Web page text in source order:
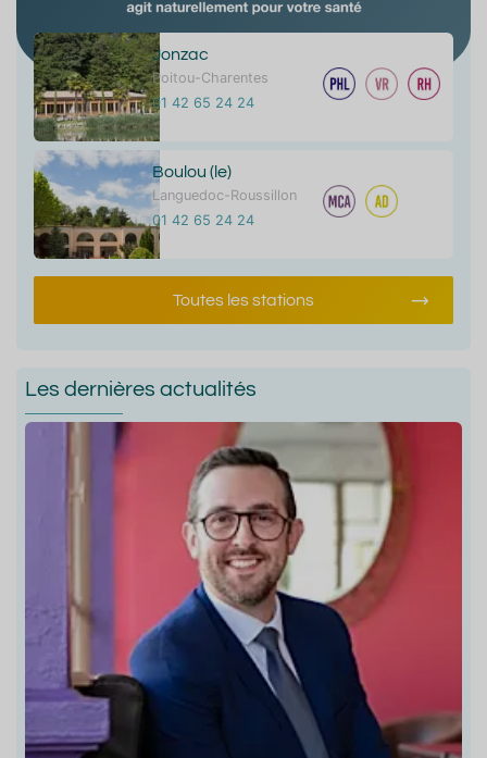
Jonzac
Poitou-Charentes
01 42 65 24 24
Boulou (le)
Languedoc-Roussillon
01 42 65 24 24
Toutes les stations
Les dernières actualités